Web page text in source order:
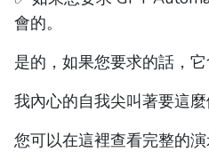
會的。
是的，如果您要求的話，它
我內心的自我尖叫著要這麼
您可以在這裡查看完整的演